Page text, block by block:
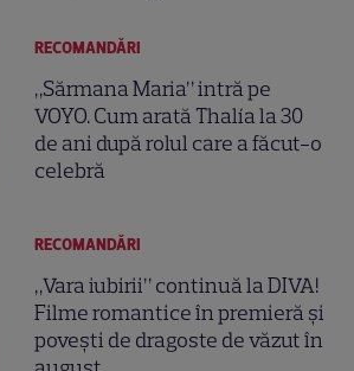
RECOMANDĂRI
„Sărmana Maria” intră pe
VOYO. Cum arată Thalía la 30
de ani după rolul care a făcut-o
celebră
RECOMANDĂRI
„Vara iubirii” continuă la DIVA!
Filme romantice în premieră și
povești de dragoste de văzut în